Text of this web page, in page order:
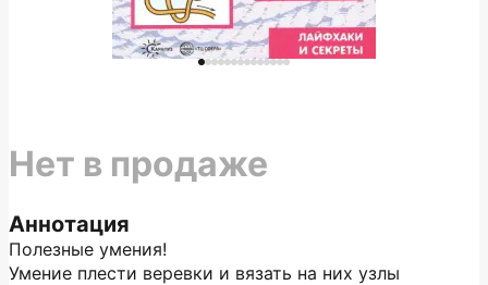
Аннотация
Полезные умения!
Умение плести веревки и вязать на них узлы
Нет в продаже